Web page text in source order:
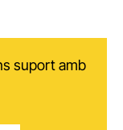
suport amb